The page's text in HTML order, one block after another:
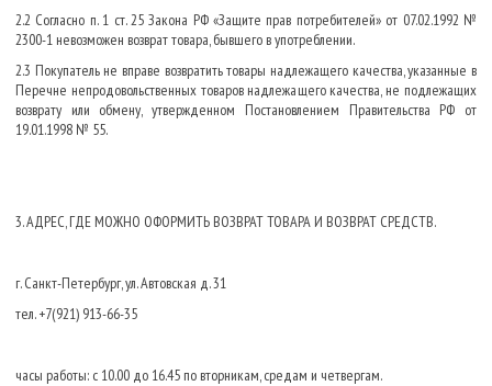
2.2 Согласно п. 1 ст. 25 Закона РФ «Защите прав потребителей» от 07.02.1992 №
2300-1 невозможен возврат товара, бывшего в употреблении.
2.3 Покупатель не вправе возвратить товары надлежащего качества, указанные в
Перечне непродовольственных товаров надлежащего качества, не подлежащих
возврату или обмену, утвержденном Постановлением Правительства РФ от
19.01.1998 № 55.
3. АДРЕС, ГДЕ МОЖНО ОФОРМИТЬ ВОЗВРАТ ТОВАРА И ВОЗВРАТ СРЕДСТВ.
г. Санкт-Петербург, ул. Автовская д. 31
тел. +7(921) 913-66-35
часы работы: с 10.00 до 16.45 по вторникам, средам и четвергам.